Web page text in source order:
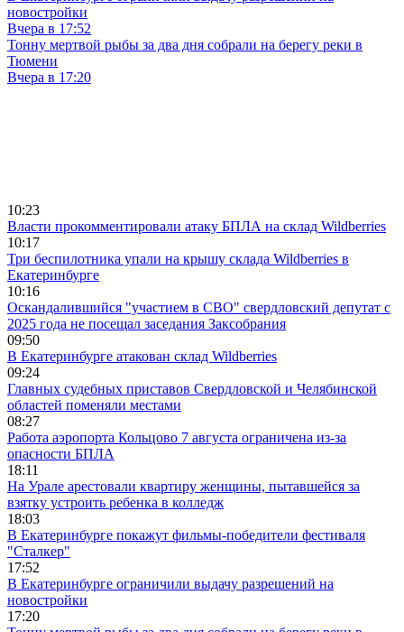
новостройки
Вчера в 17:52
Тонну мертвой рыбы за два дня собрали на берегу реки в
Тюмени
Вчера в 17:20
10:23
Власти прокомментировали атаку БПЛА на склад Wildberries
10:17
Три беспилотника упали на крышу склада Wildberries в
Екатеринбурге
10:16
Оскандалившийся "участием в СВО" свердловский депутат с
2025 года не посещал заседания Заксобрания
09:50
В Екатеринбурге атакован склад Wildberries
09:24
Главных судебных приставов Свердловской и Челябинской
областей поменяли местами
08:27
Работа аэропорта Кольцово 7 августа ограничена из-за
опасности БПЛА
18:11
На Урале арестовали квартиру женщины, пытавшейся за
взятку устроить ребенка в колледж
18:03
В Екатеринбурге покажут фильмы-победители фестиваля
"Сталкер"
17:52
В Екатеринбурге ограничили выдачу разрешений на
новостройки
17:20